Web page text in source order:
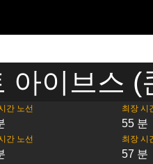
아이브스 (
간 노선 최장 시
55 분
간 노선 최장 시
57 분